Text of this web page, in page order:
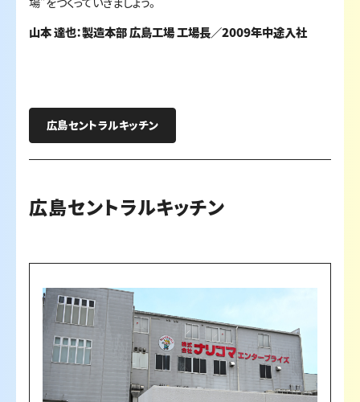
場”をつくっていきましょう。
山本 達也：製造本部 広島工場 工場長／2009年中途入社
広島セントラルキッチン
広島セントラルキッチン